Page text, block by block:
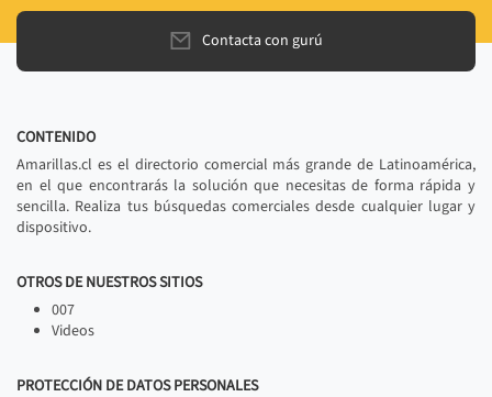
Contacta con gurú
CONTENIDO
Amarillas.cl es el directorio comercial más grande de Latinoamérica,
en el que encontrarás la solución que necesitas de forma rápida y
sencilla. Realiza tus búsquedas comerciales desde cualquier lugar y
dispositivo.
OTROS DE NUESTROS SITIOS
007
Videos
PROTECCIÓN DE DATOS PERSONALES